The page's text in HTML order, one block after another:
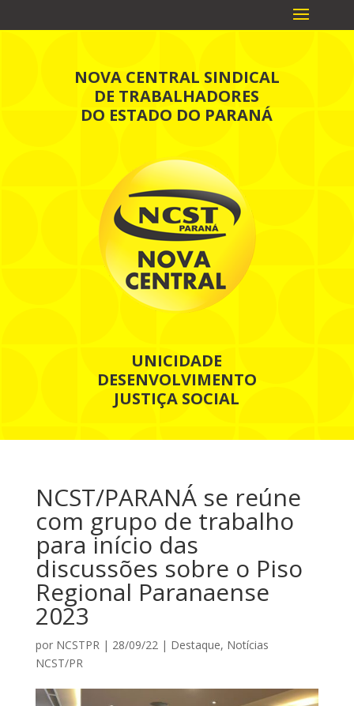
NOVA CENTRAL SINDICAL
DE TRABALHADORES
DO ESTADO DO PARANÁ
UNICIDADE
DESENVOLVIMENTO
JUSTIÇA SOCIAL
NCST/PARANÁ se reúne
com grupo de trabalho
para início das
discussões sobre o Piso
Regional Paranaense
2023
por NCSTPR| 28/09/22| Destaque, Notícias
NCST/PR